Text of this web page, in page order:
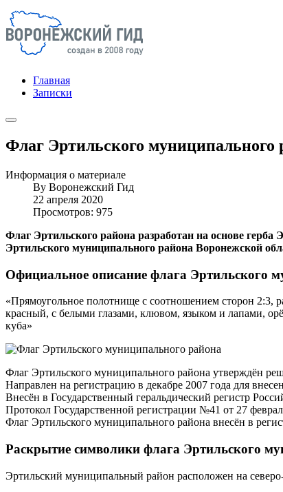
Главная
Записки
Флаг Эртильского муниципального
Информация о материале
By Воронежский Гид
22 апреля 2020
Просмотров: 975
Флаг Эртильского района разработан на основе
Эртильского муниципального района Воронежской
Официальное описание флага Эртильского
«Прямоугольное полотнище с соотношением сторон 2:3,
красный, с белыми глазами, клювом, языком и лапами,
куба»
Флаг Эртильского муниципального района утверждён
Направлен на регистрацию в декабре 2007 года для
Внесён в Государственный геральдический регистр
Протокол Государственной регистрации №41 от 27
Флаг Эртильского муниципального района внесён в
Раскрытие символики флага Эртильского
Эртильский муниципальный район расположен на